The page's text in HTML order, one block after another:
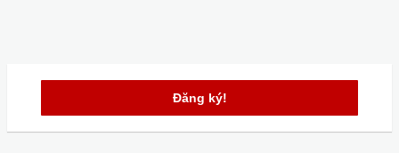
Đăng ký!